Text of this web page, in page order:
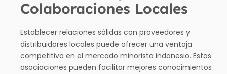
Colaboraciones Locales
Establecer relaciones sólidas con proveedores y
distribuidores locales puede ofrecer una ventaja
competitiva en el mercado minorista indonesio. Estas
asociaciones pueden facilitar mejores conocimientos